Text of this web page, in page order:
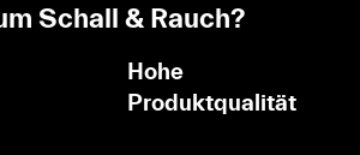
Schall & Rauch?
Hohe
Produktqualität